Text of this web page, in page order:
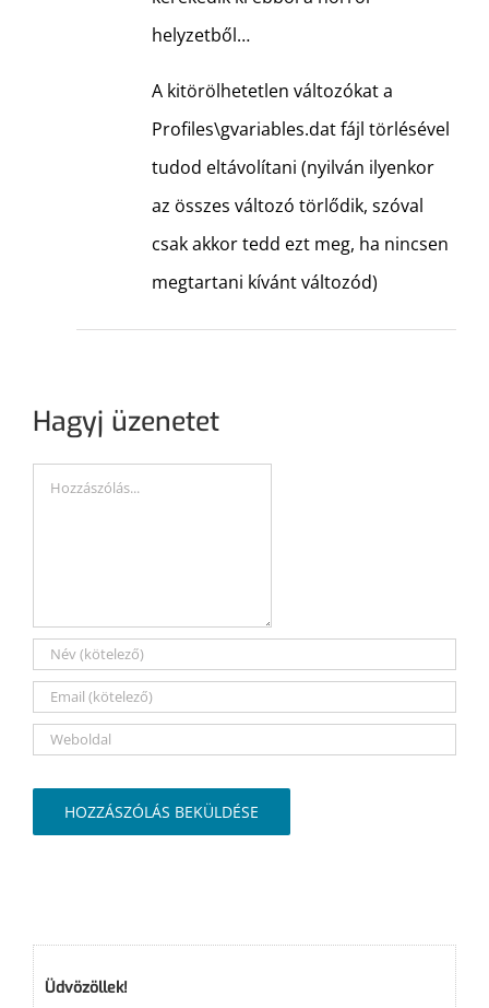
helyzetből…
A kitörölhetetlen változókat a
Profiles\gvariables.dat fájl törlésével
tudod eltávolítani (nyilván ilyenkor
az összes változó törlődik, szóval
csak akkor tedd ezt meg, ha nincsen
megtartani kívánt változód)
Hagyj üzenetet
Hozzászólás
Üdvözöllek!